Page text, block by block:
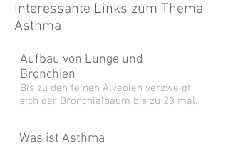
Interessante Links zum Thema
Asthma
Aufbau von Lunge und
Bronchien
Bis zu den feinen Alveolen verzweigt
sich der Bronchialbaum bis zu 23 mal.
Was ist Asthma